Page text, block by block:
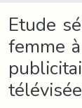
Etude
femme